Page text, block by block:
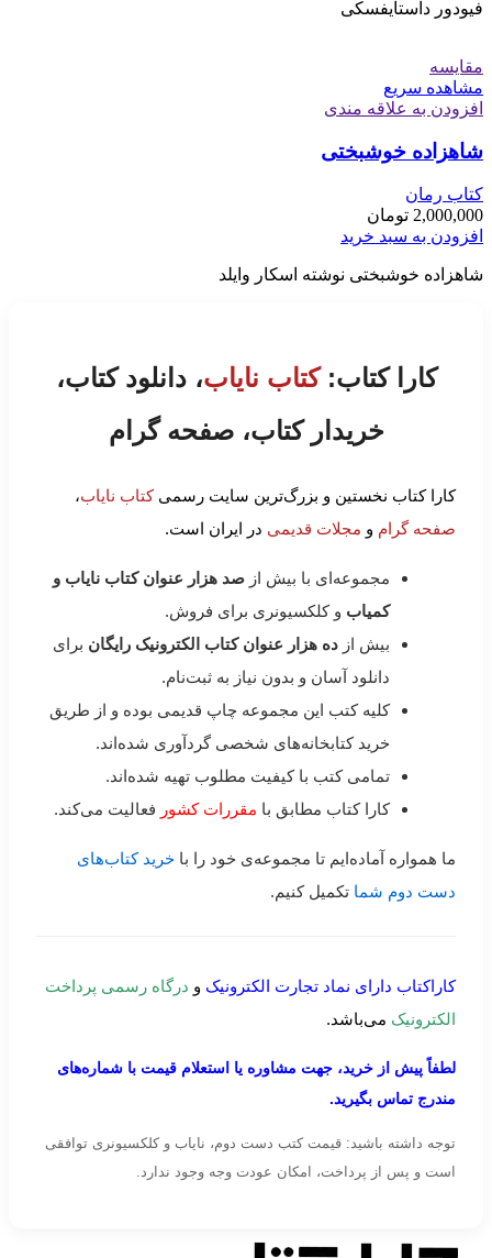
فیودور داستایفسکی
مقایسه
مشاهده سریع
افزودن به علاقه مندی
شاهزاده خوشبختی
کتاب رمان
2,000,000 تومان
افزودن به سبد خرید
شاهزاده خوشبختی نوشته اسکار وایلد
کارا کتاب:کتاب نایاب، دانلود کتاب،
خریدار کتاب، صفحه گرام
کارا کتاب نخستین و بزرگ‌ترین سایت رسمیکتاب نایاب،
صفحه گرام و مجلات قدیمی در ایران است.
مجموعه‌ای با بیش از صد هزار عنوان کتاب نایاب و
کمیاب و کلکسیونری برای فروش.
بیش از ده هزار عنوان کتاب الکترونیک رایگان برای
دانلود آسان و بدون نیاز به ثبت‌نام.
کلیه کتب این مجموعه چاپ قدیمی بوده و از طریق
خرید کتابخانه‌های شخصی گردآوری شده‌اند.
تمامی کتب با کیفیت مطلوب تهیه شده‌اند.
کارا کتاب مطابق با مقررات کشور فعالیت می‌کند.
ما همواره آماده‌ایم تا مجموعه‌ی خود را با خرید کتاب‌های
دست دوم شما تکمیل کنیم.
کاراکتاب دارای نماد تجارت الکترونیک و درگاه رسمی پرداخت
الکترونیک می‌باشد.
لطفاً پیش از خرید، جهت مشاوره یا استعلام قیمت با شماره‌های
مندرج تماس بگیرید.
توجه داشته باشید: قیمت کتب دست دوم، نایاب و کلکسیونری توافقی
است و پس از پرداخت، امکان عودت وجه وجود ندارد.